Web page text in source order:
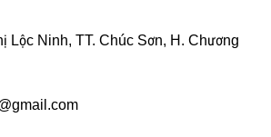
Lộc Ninh, TT. Chúc Sơn, H. Chương